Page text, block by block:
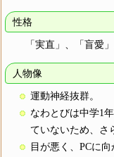
性格
「実直」、「盲愛
人物像
運動神経抜群。
なわとびは中学1
ていないため、さ
目が悪く、PCに